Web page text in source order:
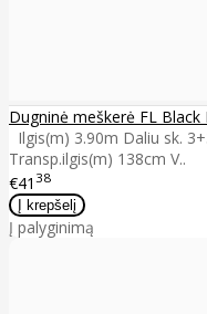
Dugninė meškerė FL
Ilgis(m) 3.90m Daliu sk.
Transp.ilgis(m) 138cm V..
€41 38
Į palyginimą